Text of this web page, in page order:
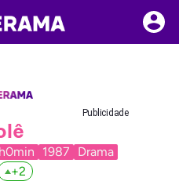
Publicidade
1987
Drama
+2